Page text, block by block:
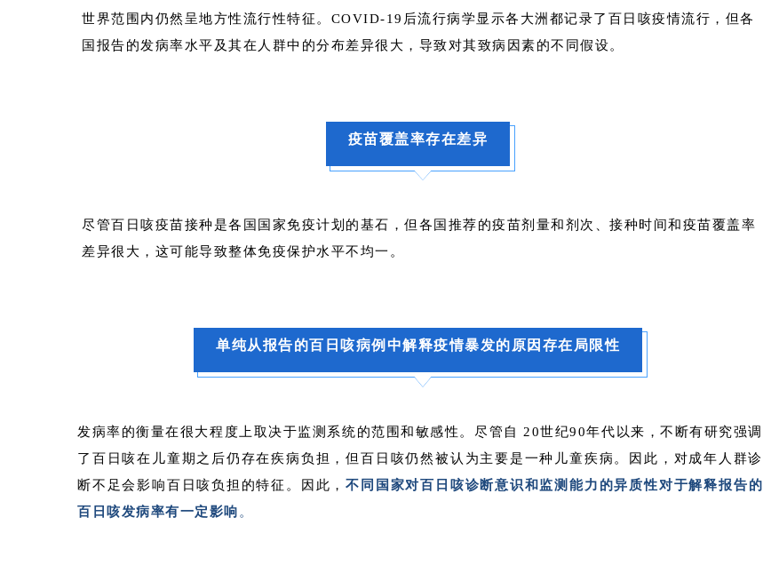
世界范围内仍然呈地方性流行性特征。COVID-19后流行病学显示各大洲都记录了百日咳疫情流行，但各
国报告的发病率水平及其在人群中的分布差异很大，导致对其致病因素的不同假设。
疫苗覆盖率存在差异
尽管百日咳疫苗接种是各国国家免疫计划的基石，但各国推荐的疫苗剂量和剂次、接种时间和疫苗覆盖率
差异很大，这可能导致整体免疫保护水平不均一。
单纯从报告的百日咳病例中解释疫情暴发的原因存在局限性
发病率的衡量在很大程度上取决于监测系统的范围和敏感性。尽管自 20世纪90年代以来，不断有研究强调
了百日咳在儿童期之后仍存在疾病负担，但百日咳仍然被认为主要是一种儿童疾病。因此，对成年人群诊
断不足会影响百日咳负担的特征。因此，不同国家对百日咳诊断意识和监测能力的异质性对于解释报告的
百日咳发病率有一定影响 。